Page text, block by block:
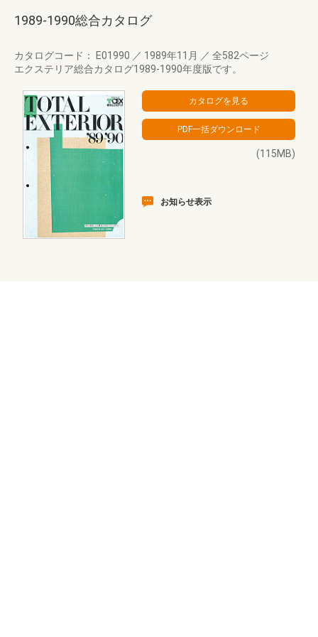
1989-1990総合カタログ
カタログコード： E01990 ／ 1989年11月 ／ 全582ページ
エクステリア総合カタログ1989-1990年度版です。
(115MB)
お知らせ表示